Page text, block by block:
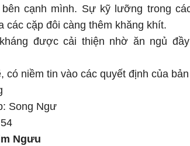
cạnh mình. Sự kỹ lưỡng trong
các cặp đôi càng thêm khăng khít.
được cải thiện nhờ ăn ngủ
có niềm tin vào các quyết định của
Song Ngư
Ngưu